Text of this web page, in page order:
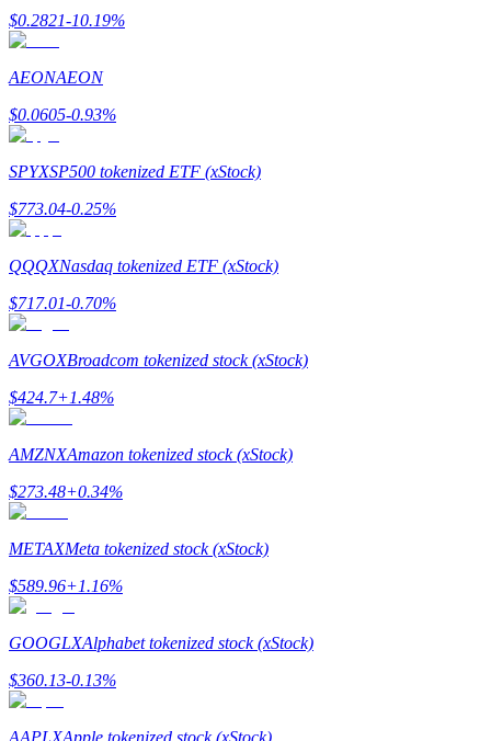
合約指南
合約功能使用指南
學習如何保持盈利
$0.2821-10.19%
AEONAEON
$0.0605-0.93%
SPYXSP500 tokenized ETF (xStock)
$773.04-0.25%
QQQXNasdaq tokenized ETF (xStock)
$717.01-0.70%
AVGOXBroadcom tokenized stock (xStock)
$424.7+1.48%
AMZNXAmazon tokenized stock (xStock)
$273.48+0.34%
METAXMeta tokenized stock (xStock)
$589.96+1.16%
GOOGLXAlphabet tokenized stock (xStock)
$360.13-0.13%
AAPLXApple tokenized stock (xStock)